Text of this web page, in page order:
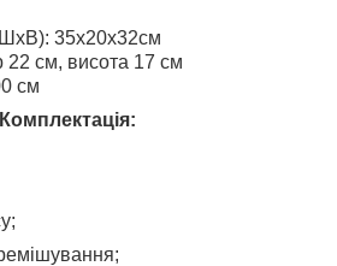
35х20х32см
22 см, висота 17 см
см
Комплектація: